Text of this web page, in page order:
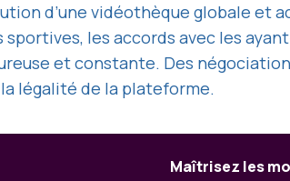
d’une vidéothèque globale et
sportives, les accords avec les
et constante. Des
légalité de la plateforme.
Maîtrisez les